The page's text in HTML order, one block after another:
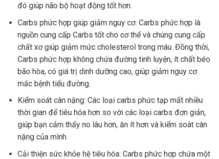
đó giúp não bộ hoạt động tốt hơn.
Carbs phức hợp giúp giảm nguy cơ: Carbs phức hợp là
nguồn cung cấp Carbs tốt cho cơ thể và chúng cung cấp
chất xơ giúp giảm mức cholesterol trong máu. Đồng thời,
Carbs phức hợp không chứa đường tinh luyện, ít chất béo
bão hòa, có giá trị dinh dưỡng cao, giúp giảm nguy cơ
mắc bệnh tiểu đường.
Kiểm soát cân nặng: Các loại carbs phức tạp mất nhiều
thời gian để tiêu hóa hơn so với các loại carbs đơn giản,
giúp bạn cảm thấy no lâu hơn, ăn ít hơn và kiểm soát cân
nặng của mình.
Cải thiện sức khỏe hệ tiêu hóa: Carbs phức hợp chứa một